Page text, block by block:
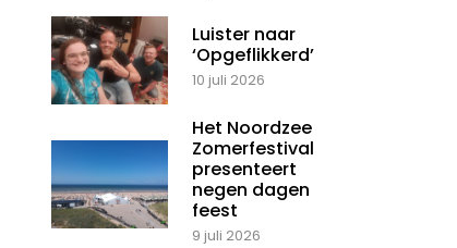
Luister naar
‘Opgeflikkerd’
10 juli 2026
Het Noordzee
Zomerfestival
presenteert
negen dagen
feest
9 juli 2026